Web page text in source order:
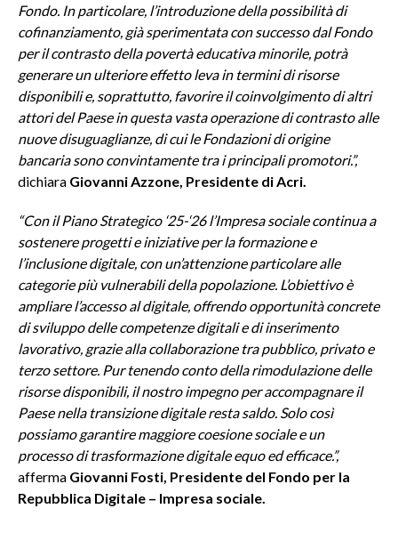
Fondo. In particolare, l’introduzione della possibilità di
cofinanziamento, già sperimentata con successo dal Fondo
per il contrasto della povertà educativa minorile, potrà
generare un ulteriore effetto leva in termini di risorse
disponibili e, soprattutto, favorire il coinvolgimento di altri
attori del Paese in questa vasta operazione di contrasto alle
nuove disuguaglianze, di cui le Fondazioni di origine
bancaria sono convintamente tra i principali promotori.”,
dichiara Giovanni Azzone, Presidente di Acri.
“Con il Piano Strategico ‘25-‘26 l’Impresa sociale continua a
sostenere progetti e iniziative per la formazione e
l’inclusione digitale, con un’attenzione particolare alle
categorie più vulnerabili della popolazione. L’obiettivo è
ampliare l’accesso al digitale, offrendo opportunità concrete
di sviluppo delle competenze digitali e di inserimento
lavorativo, grazie alla collaborazione tra pubblico, privato e
terzo settore. Pur tenendo conto della rimodulazione delle
risorse disponibili, il nostro impegno per accompagnare il
Paese nella transizione digitale resta saldo. Solo così
possiamo garantire maggiore coesione sociale e un
processo di trasformazione digitale equo ed efficace.”,
afferma Giovanni Fosti, Presidente del Fondo per la
Repubblica Digitale – Impresa sociale.